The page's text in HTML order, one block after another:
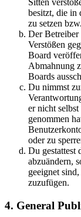
Sitten
besitzt, die in
zu setzen
Der Betreiber
Verstößen
Board
Abmahnung
Boards
Du nimmst
er nicht
genommen
oder zu
Du gestattest
abzuändern,
geeignet
zuzufügen.
4. General